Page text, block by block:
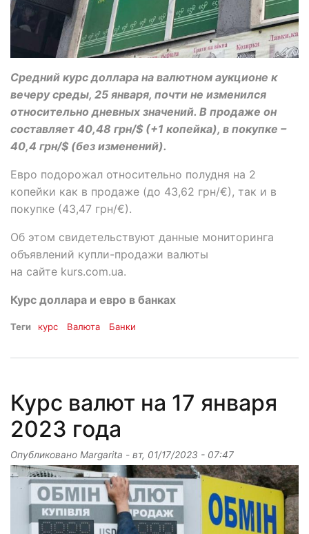
Средний курс доллара на валютном аукционе к
вечеру среды, 25 января, почти не изменился
относительно дневных значений. В продаже он
составляет 40,48 грн/$ (+1 копейка), в покупке –
40,4 грн/$ (без изменений).
Евро подорожал относительно полудня на 2
копейки как в продаже (до 43,62 грн/€), так и в
покупке (43,47 грн/€).
Об этом свидетельствуют данные мониторинга
объявлений купли-продажи валюты
на сайте kurs.com.ua.
Курс доллара и евро в банках
Теги курс Валюта Банки
Курс валют на 17 января
2023 года
Опубликовано Margarita - вт, 01/17/2023 - 07:47